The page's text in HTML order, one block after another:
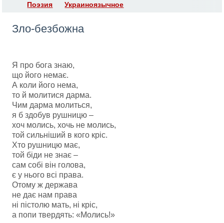
Поэзия Украиноязычное
Зло-безбожна
Я про бога знаю,
що його немає.
А коли його нема,
то й молитися дарма.
Чим дарма молиться,
я б здобув рушницю –
хоч молись, хочь не молись,
той сильнiший в кого крiс.
Хто рушницю має,
той бiди не знає –
сам собi вiн голова,
є у нього всi права.
Отому ж держава
не дає нам права
нi пiстолю мать, нi крiс,
а попи твердять: «Молись!»